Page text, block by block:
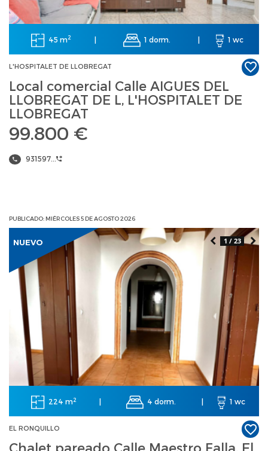
45 m2 1 dorm. 1 wc
L'HOSPITALET DE LLOBREGAT
Local comercial Calle AIGUES DEL
LLOBREGAT DE L, L'HOSPITALET DE
LLOBREGAT
99.800 €
931597...
PUBLICADO: MIÉRCOLES 5 DE AGOSTO 2026
NUEVO 1 / 23
224 m2 4 dorm. 1 wc
EL RONQUILLO
Chalet pareado Calle Maestro Falla, El